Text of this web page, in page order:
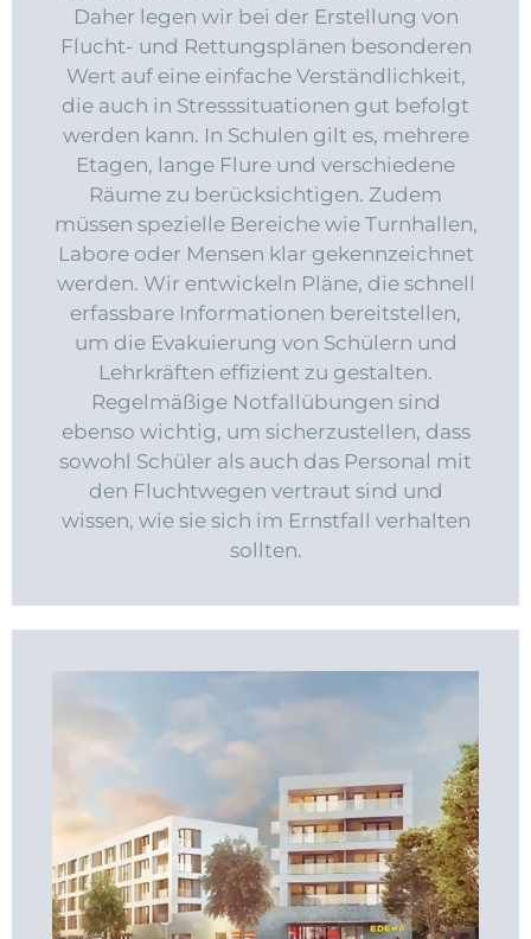
Daher legen wir bei der Erstellung von
Flucht- und Rettungsplänen besonderen
Wert auf eine einfache Verständlichkeit,
die auch in Stresssituationen gut befolgt
werden kann. In Schulen gilt es, mehrere
Etagen, lange Flure und verschiedene
Räume zu berücksichtigen. Zudem
müssen spezielle Bereiche wie Turnhallen,
Labore oder Mensen klar gekennzeichnet
werden. Wir entwickeln Pläne, die schnell
erfassbare Informationen bereitstellen,
um die Evakuierung von Schülern und
Lehrkräften effizient zu gestalten.
Regelmäßige Notfallübungen sind
ebenso wichtig, um sicherzustellen, dass
sowohl Schüler als auch das Personal mit
den Fluchtwegen vertraut sind und
wissen, wie sie sich im Ernstfall verhalten
sollten.